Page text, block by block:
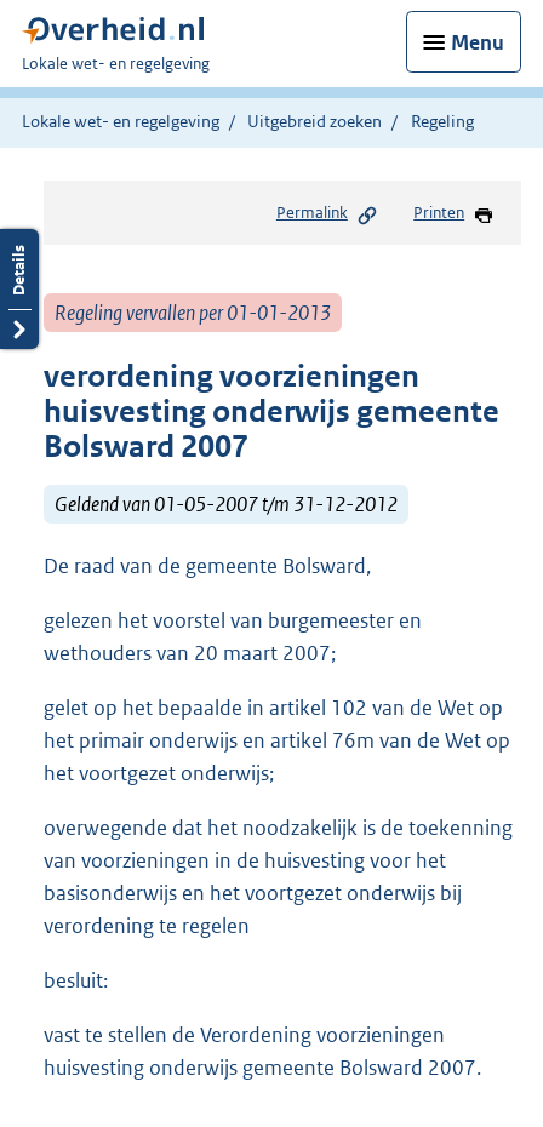
Menu
U
bent
hier:
Lokale wet- en regelgeving
Lokale wet- en regelgeving Uitgebreid zoeken Regeling
Permalink Printen
Regeling vervallen per 01-01-2013
verordening voorzieningen
huisvesting onderwijs gemeente
Bolsward 2007
Geldend van 01-05-2007 t/m 31-12-2012
De raad van de gemeente Bolsward,
gelezen het voorstel van burgemeester en
wethouders van 20 maart 2007;
gelet op het bepaalde in artikel 102 van de Wet op
het primair onderwijs en artikel 76m van de Wet op
het voortgezet onderwijs;
overwegende dat het noodzakelijk is de toekenning
van voorzieningen in de huisvesting voor het
basisonderwijs en het voortgezet onderwijs bij
verordening te regelen
besluit:
vast te stellen de Verordening voorzieningen
huisvesting onderwijs gemeente Bolsward 2007.